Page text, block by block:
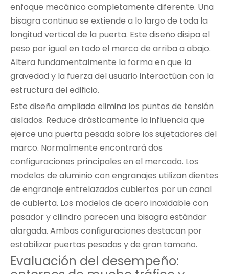
enfoque mecánico completamente diferente. Una
bisagra continua se extiende a lo largo de toda la
longitud vertical de la puerta. Este diseño disipa el
peso por igual en todo el marco de arriba a abajo.
Altera fundamentalmente la forma en que la
gravedad y la fuerza del usuario interactúan con la
estructura del edificio.
Este diseño ampliado elimina los puntos de tensión
aislados. Reduce drásticamente la influencia que
ejerce una puerta pesada sobre los sujetadores del
marco. Normalmente encontrará dos
configuraciones principales en el mercado. Los
modelos de aluminio con engranajes utilizan dientes
de engranaje entrelazados cubiertos por un canal
de cubierta. Los modelos de acero inoxidable con
pasador y cilindro parecen una bisagra estándar
alargada. Ambas configuraciones destacan por
estabilizar puertas pesadas y de gran tamaño.
Evaluación del desempeño: